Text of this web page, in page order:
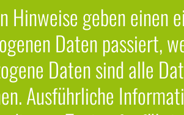
Hinweise geben einen
Daten passiert,
Daten sind alle
Ausführliche